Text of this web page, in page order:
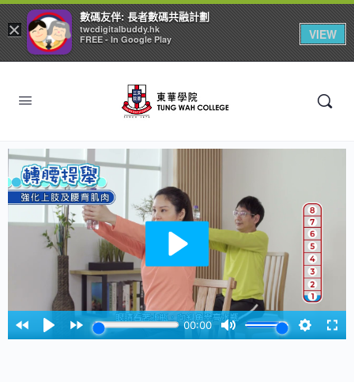
×
數碼友伴: 長者數碼共融計劃
twcdigitalbuddy.hk
FREE - In Google Play
VIEW